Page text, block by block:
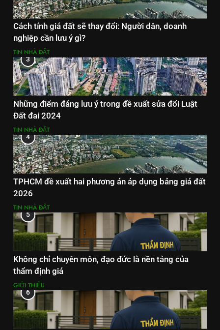
Cách tính giá đất sẽ thay đổi: Người dân, doanh
nghiệp cần lưu ý gì?
TIN NHÀ ĐẤT
3
Những điểm đáng lưu ý trong đề xuất sửa đổi Luật
Đất đai 2024
TIN NHÀ ĐẤT
4
TPHCM đề xuất hai phương án áp dụng bảng giá đất
2026
TIN NHÀ ĐẤT
5
Không chỉ chuyên môn, đạo đức là nền tảng của
thẩm định giá
GIỚI THIỆU
6